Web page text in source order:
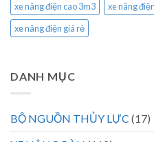
xe nâng điện cao 3m3
xe nâng
xe nâng điện giá rẻ
DANH MỤC
BỘ NGUỒN THỦY LỰC (17)